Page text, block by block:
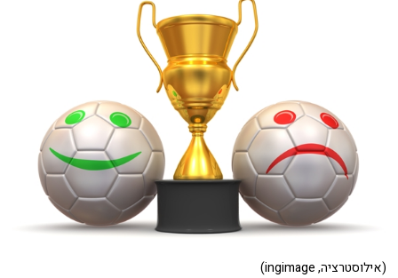
(אילוסטרציה, ingimage)